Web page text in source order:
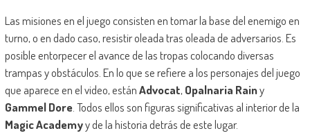
Las misiones en el juego consisten en tomar la base del enemigo en
turno, o en dado caso, resistir oleada tras oleada de adversarios. Es
posible entorpecer el avance de las tropas colocando diversas
trampas y obstáculos. En lo que se refiere a los personajes del juego
que aparece en el video, estánAdvocat, Opalnaria Rainy
Gammel Dore. Todos ellos son figuras significativas al interior de la
Magic Academyy de la historia detrás de este lugar.